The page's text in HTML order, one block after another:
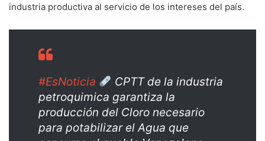
industria productiva al servicio de los intereses del país.
#EsNoticia
CPTT de la industria
petroquimica garantiza la
producción del Cloro necesario
para potabilizar el Agua que